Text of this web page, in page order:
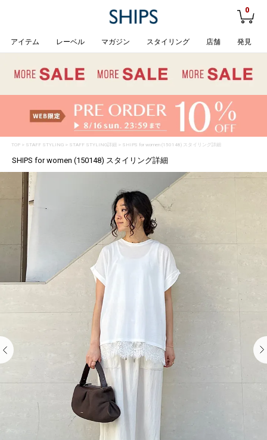
0
アイテム レーベル マガジン スタイリング 店舗 発見
TOP> STAFF STYLING> STAFF STYLING詳細 > SHIPS for women (150148) スタイリング詳細
SHIPS for women (150148) スタイリング詳細